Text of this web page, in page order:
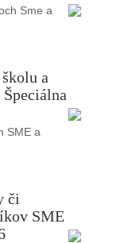
Sme a
a
SME a
či
SME